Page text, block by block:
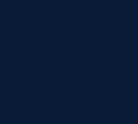
by
number,